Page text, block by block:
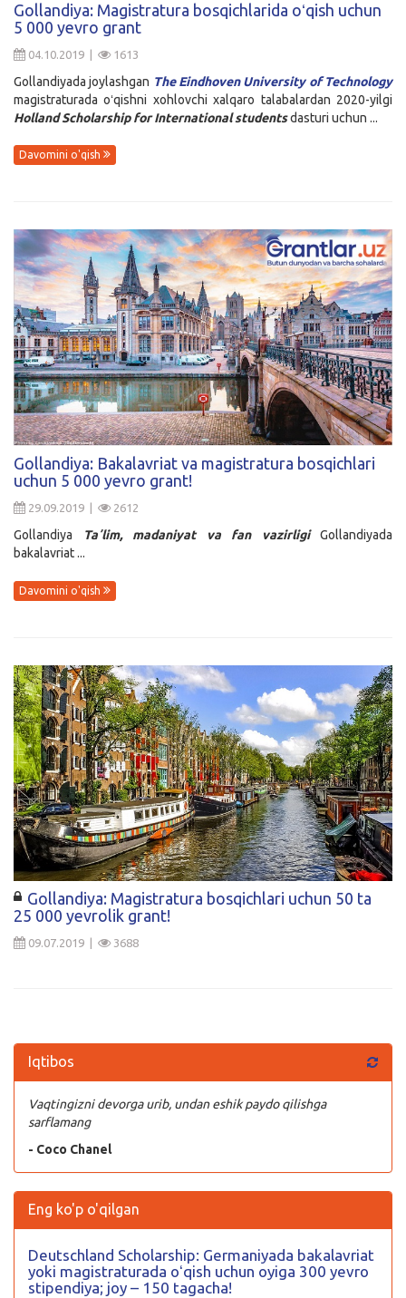
Gollandiya: Magistratura bosqichlarida oʻqish uchun
5 000 yevro grant
04.10.2019 | 1613
Gollandiyada joylashgan The Eindhoven University of Technology
magistraturada oʻqishni xohlovchi xalqaro talabalardan 2020-yilgi
Holland Scholarship for International studentsdasturi uchun ...
Davomini o'qish
Gollandiya: Bakalavriat va magistratura bosqichlari
uchun 5 000 yevro grant!
29.09.2019 | 2612
Gollandiya Taʼlim, madaniyat va fan vazirligiGollandiyada
bakalavriat ...
Davomini o'qish
Gollandiya: Magistratura bosqichlari uchun 50 ta
25 000 yevrolik grant!
09.07.2019 | 3688
Iqtibos
Vaqtingizni devorga urib, undan eshik paydo qilishga
sarflamang
- Coco Chanel
Eng ko'p o'qilgan
Deutschland Scholarship: Germaniyada bakalavriat
yoki magistraturada oʻqish uchun oyiga 300 yevro
stipendiya; joy – 150 tagacha!